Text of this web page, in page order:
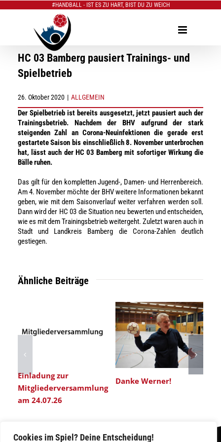
Cookies im Spiel? Deine Entscheidung!
#HANDBALL - IST ES ZU HART, BIST DU ZU WEICH
HC 03 Bamberg pausiert Trainings- und
Spielbetrieb
26. Oktober 2020 | ALLGEMEIN
Der Spielbetrieb ist bereits ausgesetzt, jetzt pausiert auch der
Trainingsbetrieb. Nachdem der BHV aufgrund der stark
steigenden Zahl an Corona-Neuinfektionen die gerade erst
gestartete Saison bis einschließlich 8. November unterbrochen
hat, lässt auch der HC 03 Bamberg mit sofortiger Wirkung die
Bälle ruhen.
Das gilt für den kompletten Jugend-, Damen- und Herrenbereich.
Am 4. November möchte der BHV weitere Informationen bekannt
geben, wie mit dem Saisonverlauf weiter verfahren werden soll.
Dann wird der HC 03 die Situation neu bewerten und entscheiden,
wie es mit dem Trainingsbetrieb weitergeht. Zuletzt waren auch in
Stadt und Landkreis Bamberg die Corona-Zahlen deutlich
gestiegen.
Ähnliche Beiträge
Einladung zur
Mitgliederversammlung
am 24.07.26
Danke Werner!